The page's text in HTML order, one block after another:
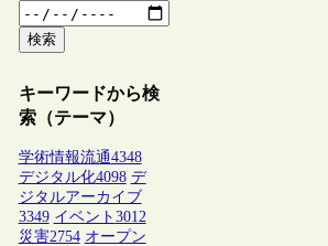
検索
キーワードから検
索（テーマ）
学術情報流通4348
デジタル化4098 デ
ジタルアーカイブ
3349 イベント 3012
災害2754 オープン